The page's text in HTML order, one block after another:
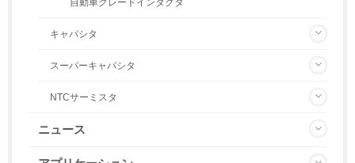
自動車グレードインダクタ
キャパシタ
スーパーキャパシタ
NTCサーミスタ
ニュース